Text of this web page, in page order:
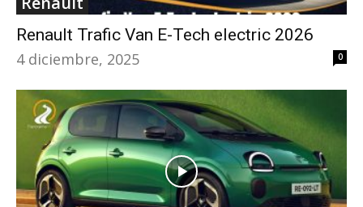
Renault Trafic Van E-Tech electric 2026
4 diciembre, 2025
0